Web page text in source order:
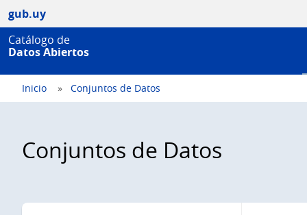
gub.uy
Catálogo de
Datos Abiertos
Inicio Conjuntos de Datos
Conjuntos de Datos